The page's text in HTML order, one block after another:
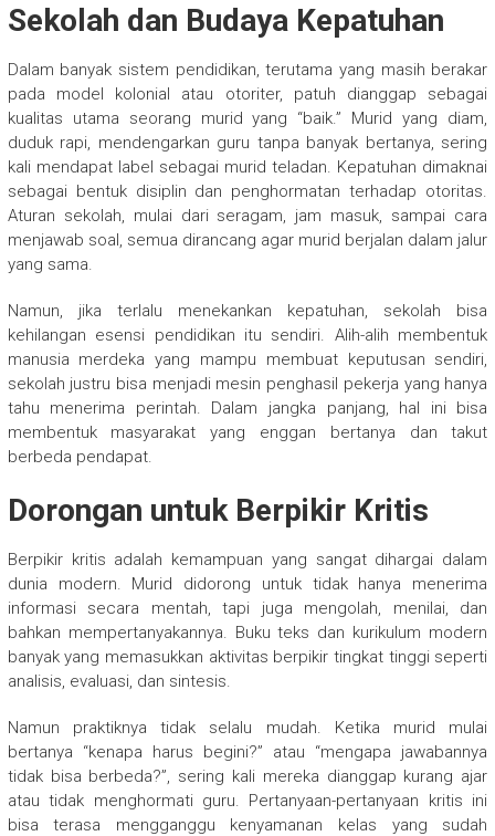
Sekolah dan Budaya Kepatuhan
Dalam banyak sistem pendidikan, terutama yang masih berakar
pada model kolonial atau otoriter, patuh dianggap sebagai
kualitas utama seorang murid yang “baik.” Murid yang diam,
duduk rapi, mendengarkan guru tanpa banyak bertanya, sering
kali mendapat label sebagai murid teladan. Kepatuhan dimaknai
sebagai bentuk disiplin dan penghormatan terhadap otoritas.
Aturan sekolah, mulai dari seragam, jam masuk, sampai cara
menjawab soal, semua dirancang agar murid berjalan dalam jalur
yang sama.
Namun, jika terlalu menekankan kepatuhan, sekolah bisa
kehilangan esensi pendidikan itu sendiri. Alih-alih membentuk
manusia merdeka yang mampu membuat keputusan sendiri,
sekolah justru bisa menjadi mesin penghasil pekerja yang hanya
tahu menerima perintah. Dalam jangka panjang, hal ini bisa
membentuk masyarakat yang enggan bertanya dan takut
berbeda pendapat.
Dorongan untuk Berpikir Kritis
Berpikir kritis adalah kemampuan yang sangat dihargai dalam
dunia modern. Murid didorong untuk tidak hanya menerima
informasi secara mentah, tapi juga mengolah, menilai, dan
bahkan mempertanyakannya. Buku teks dan kurikulum modern
banyak yang memasukkan aktivitas berpikir tingkat tinggi seperti
analisis, evaluasi, dan sintesis.
Namun praktiknya tidak selalu mudah. Ketika murid mulai
bertanya “kenapa harus begini?” atau “mengapa jawabannya
tidak bisa berbeda?”, sering kali mereka dianggap kurang ajar
atau tidak menghormati guru. Pertanyaan-pertanyaan kritis ini
bisa terasa mengganggu kenyamanan kelas yang sudah